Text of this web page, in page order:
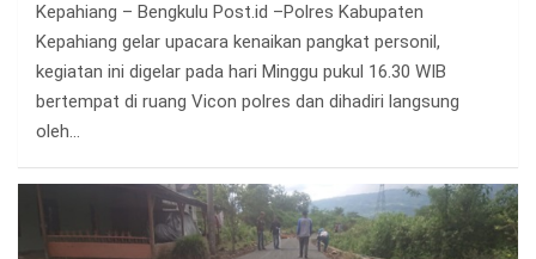
Kepahiang – Bengkulu Post.id –Polres Kabupaten
Kepahiang gelar upacara kenaikan pangkat personil,
kegiatan ini digelar pada hari Minggu pukul 16.30 WIB
bertempat di ruang Vicon polres dan dihadiri langsung
oleh…